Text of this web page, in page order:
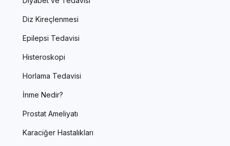
Diz Kireçlenmesi
Epilepsi Tedavisi
Histeroskopi
Horlama Tedavisi
İnme Nedir?
Prostat Ameliyatı
Karaciğer Hastalıkları